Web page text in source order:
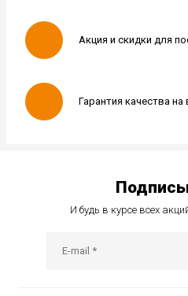
Акция и скидки для
Гарантия качества
И будь в курсе всех